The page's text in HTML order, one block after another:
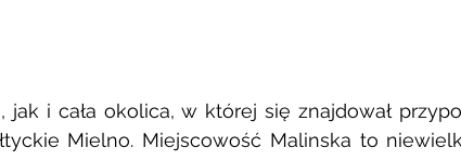
jak i cała okolica, w której się znajdował
Mielno. Miejscowość Malinska to